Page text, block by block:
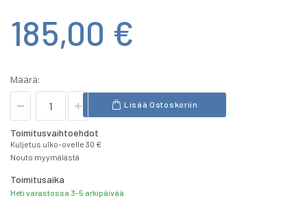
185,00 €
Määrä:
Lisää Ostoskoriin
Toimitusvaihtoehdot
Kuljetus ulko-ovelle 30 €
Nouto myymälästä
Toimitusaika
Heti varastossa 3-5 arkipäivää